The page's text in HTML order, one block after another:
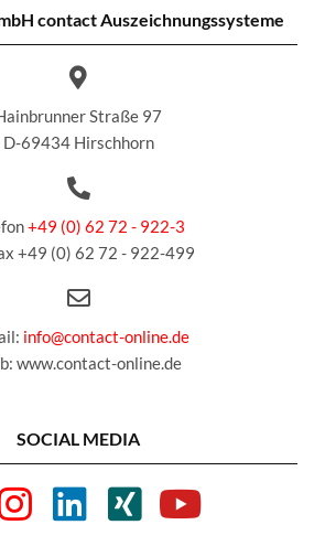
contact Auszeichnungssysteme
Straße 97
D-69434 Hirschhorn
+49 (0) 62 72 - 922-3
+49 (0) 62 72 - 922-499
info@contact-online.de
www.contact-online.de
SOCIAL MEDIA